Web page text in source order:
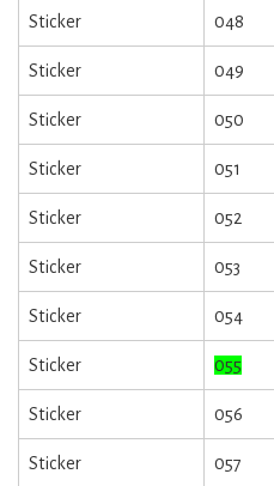
Sticker 048
Sticker 049
Sticker 050
Sticker 051
Sticker 052
Sticker 053
Sticker 054
Sticker 055
Sticker 056
Sticker 057